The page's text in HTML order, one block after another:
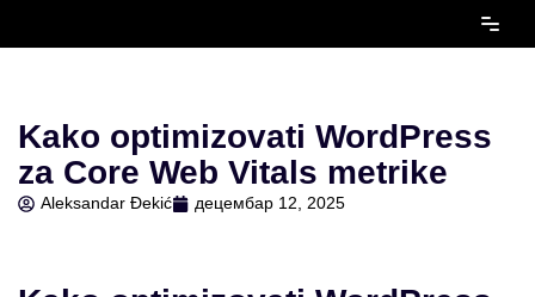
садржај
Kako optimizovati WordPress
za Core Web Vitals metrike
Aleksandar Đekić децембар 12, 2025